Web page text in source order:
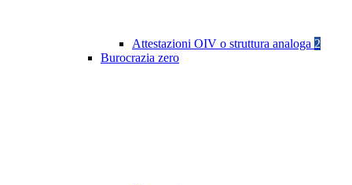
Attestazioni OIV o struttura analoga 2
Burocrazia zero